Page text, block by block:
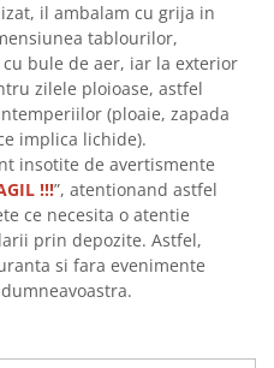
il ambalam cu grija in
tablourilor,
bule de aer, iar la exterior
zilele ploioase, astfel
(ploaie, zapada
implica lichide).
insotite de avertismente
!!!”, atentionand astfel
ce necesita o atentie
prin depozite. Astfel,
si fara evenimente